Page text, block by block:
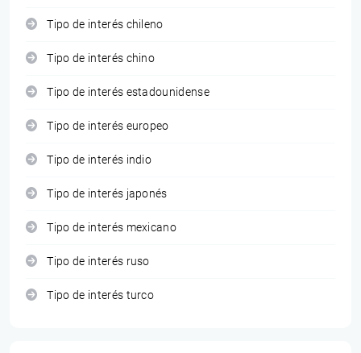
Tipo de interés chileno
Tipo de interés chino
Tipo de interés estadounidense
Tipo de interés europeo
Tipo de interés indio
Tipo de interés japonés
Tipo de interés mexicano
Tipo de interés ruso
Tipo de interés turco